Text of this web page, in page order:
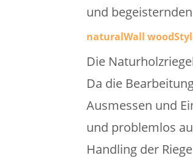
und
naturalWall
Die
Da die
Ausmessen und
und problemlos
Handling der